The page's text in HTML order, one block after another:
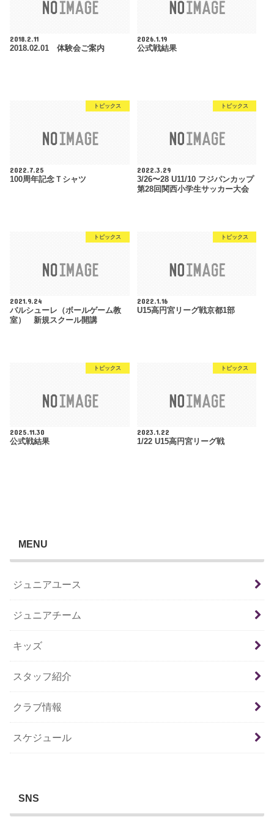
2018.2.11
2018.02.01 体験会ご案内
2026.1.19
公式戦結果
トピックス
2022.7.25
100周年記念Ｔシャツ
トピックス
2022.3.29
3/26〜28 U11/10 フジパンカップ
第28回関西小学生サッカー大会
トピックス
2021.9.24
バルシューレ（ボールゲーム教
室） 新規スクール開講
トピックス
2022.1.16
U15高円宮リーグ戦京都1部
トピックス
2025.11.30
公式戦結果
トピックス
2023.1.22
1/22 U15高円宮リーグ戦
MENU
ジュニアユース
ジュニアチーム
キッズ
スタッフ紹介
クラブ情報
スケジュール
SNS